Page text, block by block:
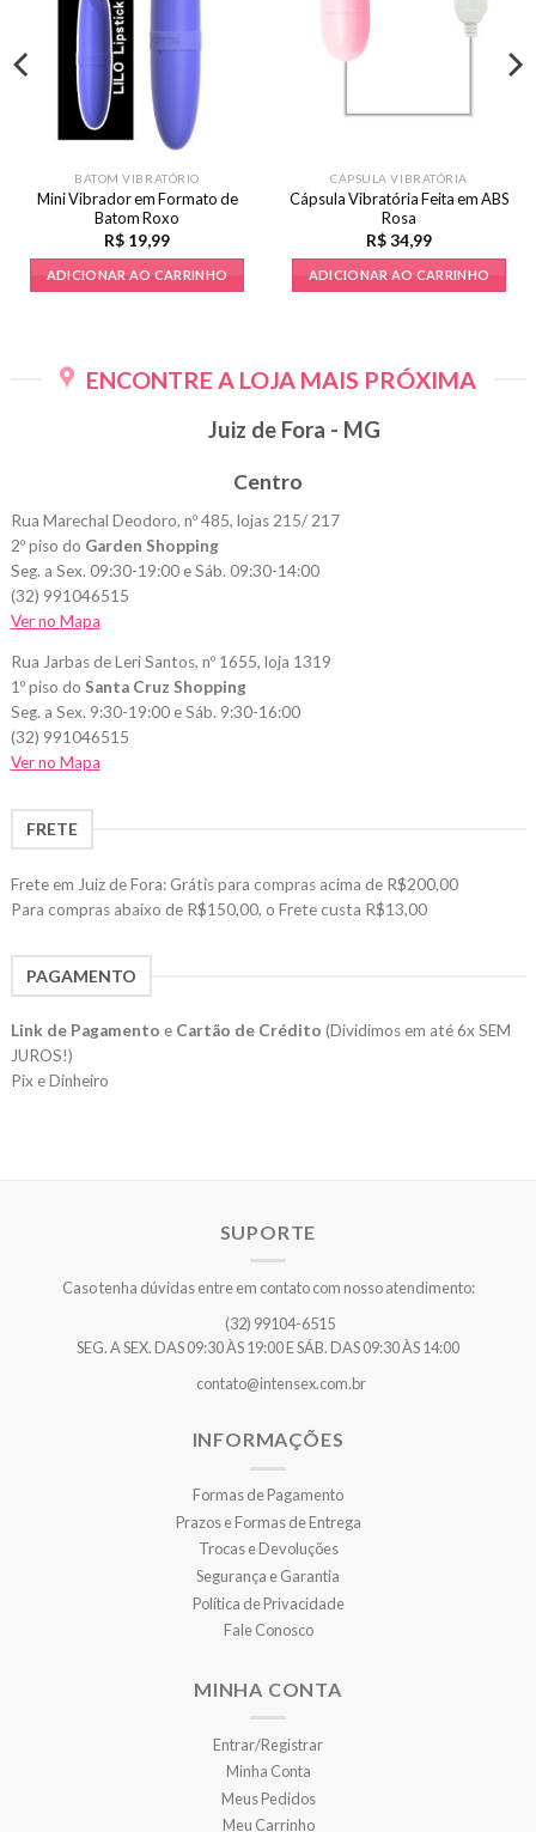
BATOM VIBRATÓRIO
Mini Vibrador em Formato de
Batom Roxo
R$ 19,99
ADICIONAR AO CARRINHO
CÁPSULA VIBRATÓRIA
Cápsula Vibratória Feita em ABS
Rosa
R$34,99
ADICIONAR AO CARRINHO
ENCONTRE A LOJA MAIS PRÓXIMA
Juiz de Fora - MG
Centro
Rua Marechal Deodoro, nº 485, lojas 215/ 217
2º piso do Garden Shopping
Seg. a Sex. 09:30-19:00 e Sáb. 09:30-14:00
(32) 991046515
Ver no Mapa
Rua Jarbas de Leri Santos, nº 1655, loja 1319
1º piso do Santa Cruz Shopping
Seg. a Sex. 9:30-19:00 e Sáb. 9:30-16:00
(32) 991046515
Ver no Mapa
FRETE
Frete em Juiz de Fora: Grátis para compras acima de R$200,00
Para compras abaixo de R$150,00, o Frete custa R$13,00
PAGAMENTO
Link de Pagamento e Cartão de Crédito (Dividimos em até 6x SEM
JUROS!)
Pix e Dinheiro
SUPORTE
Caso tenha dúvidas entre em contato com nosso atendimento:
(32) 99104-6515
SEG. A SEX. DAS 09:30 ÀS 19:00 E SÁB. DAS 09:30 ÀS 14:00
contato@intensex.com.br
INFORMAÇÕES
Formas de Pagamento
Prazos e Formas de Entrega
Trocas e Devoluções
Segurança e Garantia
Política de Privacidade
Fale Conosco
MINHA CONTA
Entrar/Registrar
Minha Conta
Meus Pedidos
Meu Carrinho